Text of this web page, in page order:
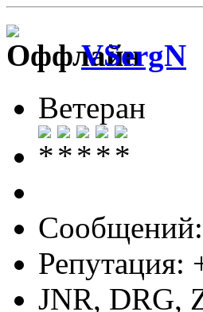
VSergN
Ветеран
Репутация:
JNR, DRG,